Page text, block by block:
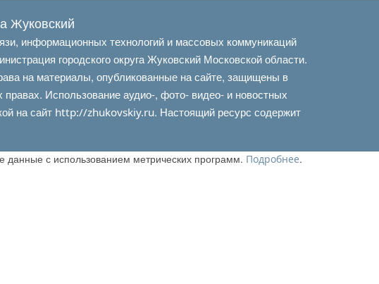
Жуковский
информационных технологий и массовых коммуникаций
городского округа Жуковский Московской области.
на материалы, опубликованные на сайте, защищены в
Использование аудио-, фото- видео- и новостных
на сайт http://zhukovskiy.ru. Настоящий ресурс содержит
с использованием метрических программ. Подробнее.